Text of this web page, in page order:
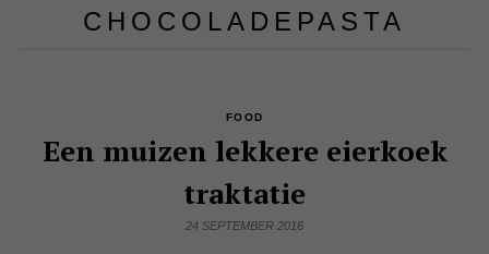
CHOCOLADEPASTA
FOOD
Een muizen lekkere eierkoek
traktatie
24 SEPTEMBER 2016